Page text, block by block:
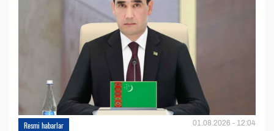
Resmi habarlar 01.08.2026 - 12:04